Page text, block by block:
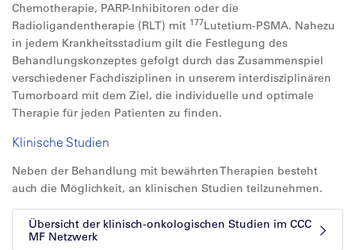
Chemotherapie, PARP-Inhibitoren oder die
Radioligandentherapie (RLT) mit 177Lutetium-PSMA. Nahezu
in jedem Krankheitsstadium gilt die Festlegung des
Behandlungskonzeptes gefolgt durch das Zusammenspiel
verschiedener Fachdisziplinen in unserem interdisziplinären
Tumorboard mit dem Ziel, die individuelle und optimale
Therapie für jeden Patienten zu finden.
Klinische Studien
Neben der Behandlung mit bewährten Therapien besteht
auch die Möglichkeit, an klinischen Studien teilzunehmen.
Übersicht der klinisch-onkologischen Studien im CCC
MF Netzwerk